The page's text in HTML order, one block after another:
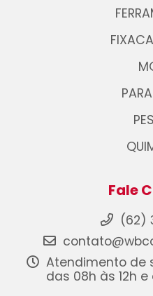
Fale
(62)
Atendimento de
das 08h às 12h e